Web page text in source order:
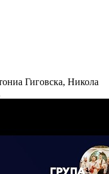
Гиговска, Никола